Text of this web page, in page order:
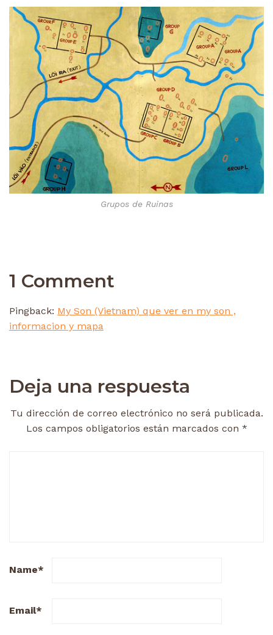
Grupos de Ruinas
1 Comment
Pingback: My Son (Vietnam) que ver en my son ,
informacion y mapa
Deja una respuesta
Tu dirección de correo electrónico no será publicada.
Los campos obligatorios están marcados con *
Name*
Email*